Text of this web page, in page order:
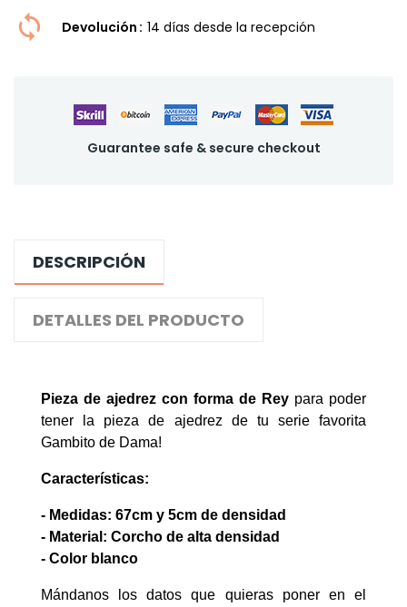
Devolución 14 dí­as desde la recepción
Guarantee safe & secure checkout
DESCRIPCIÓN
DETALLES DEL PRODUCTO
Pieza de ajedrez con forma de Rey para poder
tener la pieza de ajedrez de tu serie favorita
Gambito de Dama!
Características:
- Medidas: 67cm y 5cm de densidad
- Material: Corcho de alta densidad
- Color blanco
Mándanos los datos que quieras poner en el